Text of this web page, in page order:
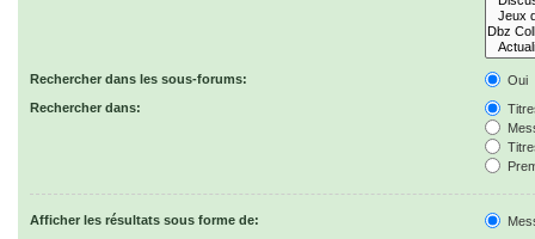
Rechercher dans les sous-forums:
Oui
Rechercher dans:
Afficher les résultats sous forme de: